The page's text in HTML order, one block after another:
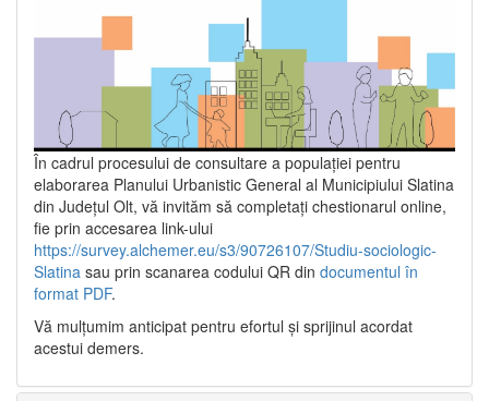
În cadrul procesului de consultare a populaţiei pentru
elaborarea Planului Urbanistic General al Municipiului Slatina
din Județul Olt, vă invităm să completați chestionarul online,
fie prin accesarea link-ului
https://survey.alchemer.eu/s3/90726107/Studiu-sociologic-
Slatina sau prin scanarea codului QR din documentul în
format PDF.
Vă mulţumim anticipat pentru efortul şi sprijinul acordat
acestui demers.